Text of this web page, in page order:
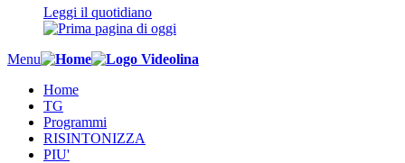
Leggi il quotidiano
Menu
Home
TG
Programmi
RISINTONIZZA
PIU'